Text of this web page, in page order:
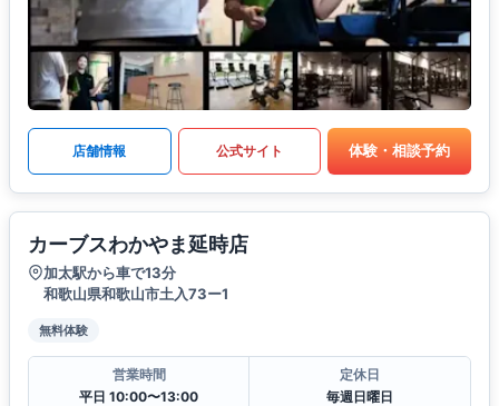
店舗情報 公式サイト 体験・相談予約
カーブスわかやま延時店
加太駅から車で13分
和歌山県和歌山市土入73ー1
無料体験
営業時間
平日 10:00〜13:00
定休日
毎週日曜日